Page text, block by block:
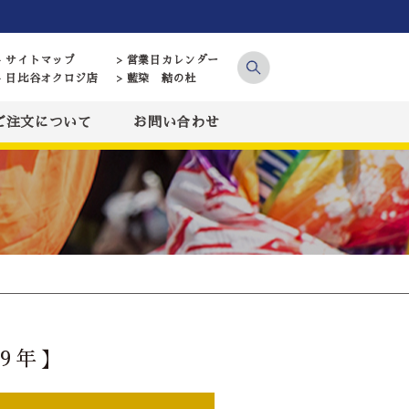
サイトマップ
> 営業日カレンダー
日比谷オクロジ店
> 藍染 結の杜
注文について お問い合わせ
年】